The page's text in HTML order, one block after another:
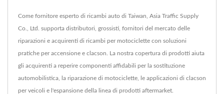
Come fornitore esperto di ricambi auto di Taiwan, Asia Traffic Supply
Co., Ltd. supporta distributori, grossisti, fornitori del mercato delle
riparazioni e acquirenti di ricambi per motociclette con soluzioni
pratiche per accensione e clacson. La nostra copertura di prodotti aiuta
gli acquirenti a reperire componenti affidabili per la sostituzione
automobilistica, la riparazione di motociclette, le applicazioni di clacson
per veicoli e l'espansione della linea di prodotti aftermarket.